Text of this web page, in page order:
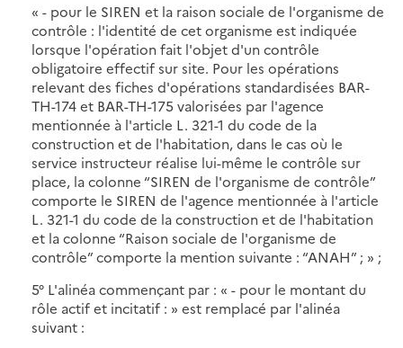
« - pour le SIREN et la raison sociale de l'organisme de
contrôle : l'identité de cet organisme est indiquée
lorsque l'opération fait l'objet d'un contrôle
obligatoire effectif sur site. Pour les opérations
relevant des fiches d'opérations standardisées BAR-
TH-174 et BAR-TH-175 valorisées par l'agence
mentionnée à l'article L. 321-1 du code de la
construction et de l'habitation, dans le cas où le
service instructeur réalise lui-même le contrôle sur
place, la colonne “SIREN de l'organisme de contrôle”
comporte le SIREN de l'agence mentionnée à l'article
L. 321-1 du code de la construction et de l'habitation
et la colonne “Raison sociale de l'organisme de
contrôle” comporte la mention suivante : “ANAH” ; » ;
5° L'alinéa commençant par : « - pour le montant du
rôle actif et incitatif : » est remplacé par l'alinéa
suivant :